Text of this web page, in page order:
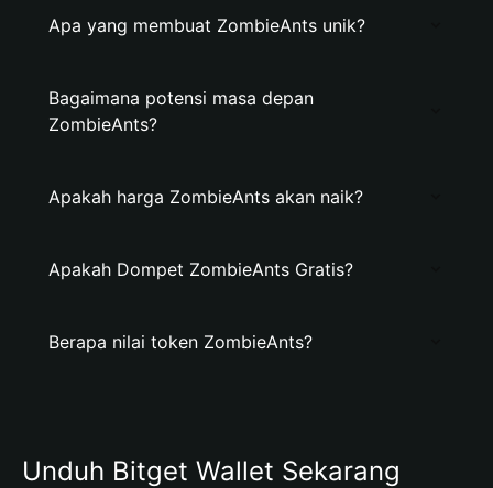
Apa yang membuat ZombieAnts unik?
Bagaimana potensi masa depan
ZombieAnts?
Apakah harga ZombieAnts akan naik?
Apakah Dompet ZombieAnts Gratis?
Berapa nilai token ZombieAnts?
Unduh Bitget Wallet Sekarang